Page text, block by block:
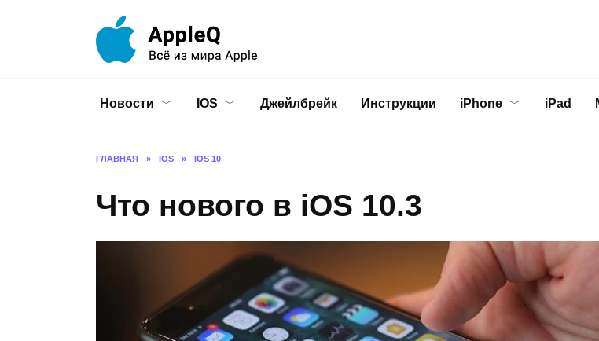
Новости IOS Джейлбрейк Инструкции iPhone iPad
ГЛАВНАЯ » IOS » IOS 10
Что нового в iOS 10.3